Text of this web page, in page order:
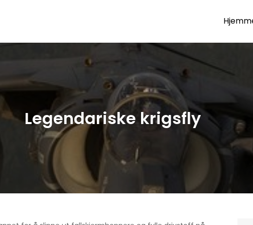
Legendariske krigsfly